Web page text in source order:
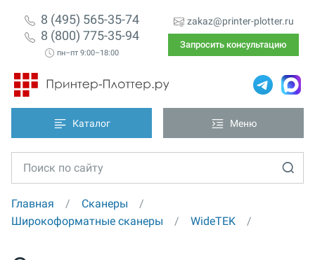
8 (495) 565-35-74
8 (800) 775-35-94
пн–пт 9:00–18:00
zakaz@printer-plotter.ru
Запросить консультацию
Каталог Меню
Главная
Сканеры
Широкоформатные сканеры
WideTEK